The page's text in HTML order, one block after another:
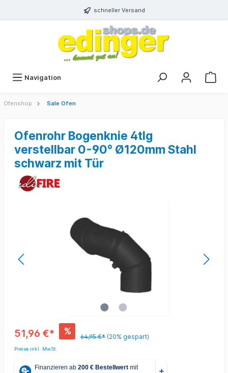
schneller Versand
Navigation
Ofenshop Sale Ofen
Ofenrohr Bogenknie 4tlg
verstellbar 0-90° Ø120mm Stahl
schwarz mit Tür
51,96 €* %
64,95 €* (20% gespart)
Preise inkl. MwSt.